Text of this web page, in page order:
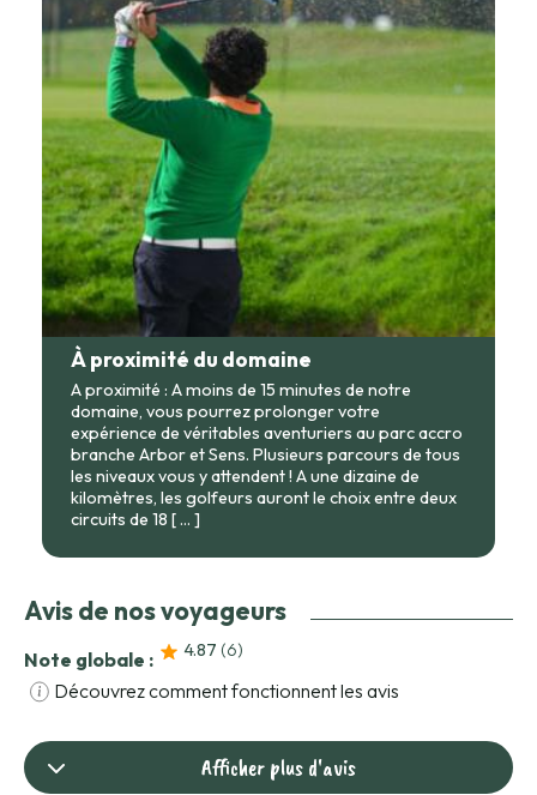
À proximité du domaine
A proximité : A moins de 15 minutes de notre
domaine, vous pourrez prolonger votre
expérience de véritables aventuriers au parc accro
branche Arbor et Sens. Plusieurs parcours de tous
les niveaux vous y attendent ! A une dizaine de
kilomètres, les golfeurs auront le choix entre deux
circuits de 18 [ ... ]
Avis de nos voyageurs
Note globale : 4.87 (6)
Découvrez comment fonctionnent les avis
Afficher plus d'avis